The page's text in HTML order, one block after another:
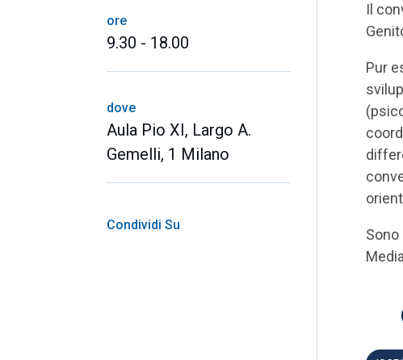
ore
9.30 - 18.00
dove
Aula Pio XI, Largo A.
Gemelli, 1 Milano
Condividi Su
Il
Pur